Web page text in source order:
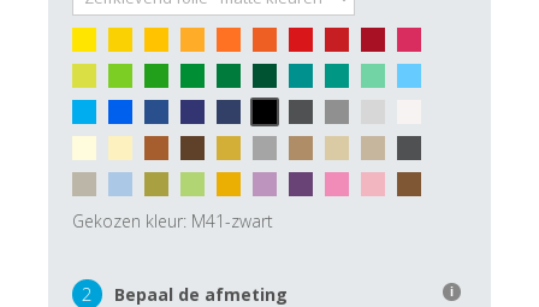
Gekozen kleur: M41-zwart
2 Bepaal de afmeting i